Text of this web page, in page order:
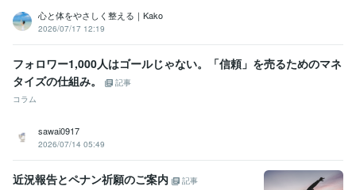
心と体をやさしく整える｜Kako
2026/07/17 12:19
フォロワー1,000人はゴールじゃない。「信頼」を売るためのマネ
タイズの仕組み。
記事
コラム
sawai0917
2026/07/14 05:49
近況報告とペナン祈願のご案内
記事